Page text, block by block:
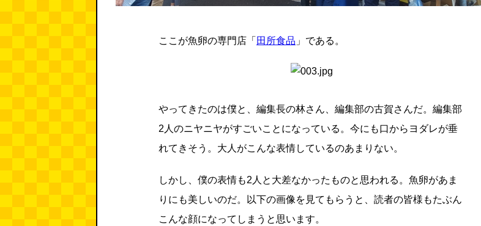
ここが魚卵の専門店「 田所食品 」である。
やってきたのは僕と、編集長の林さん、編集部の古賀さんだ。編集部
2人のニヤニヤがすごいことになっている。今にも口からヨダレが垂
れてきそう。大人がこんな表情しているのあまりない。
しかし、僕の表情も2人と大差なかったものと思われる。魚卵があま
りにも美しいのだ。以下の画像を見てもらうと、読者の皆様もたぶん
こんな顔になってしまうと思います。